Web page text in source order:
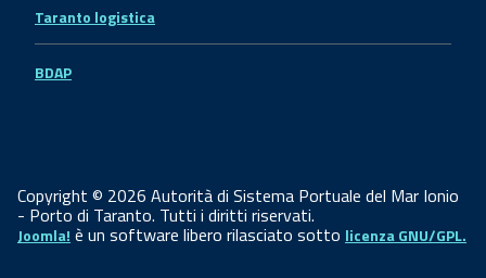
Taranto logistica
BDAP
Copyright © 2026 Autorità di Sistema Portuale del Mar Ionio
- Porto di Taranto. Tutti i diritti riservati.
Joomla! è un software libero rilasciato sotto licenza GNU/GPL.